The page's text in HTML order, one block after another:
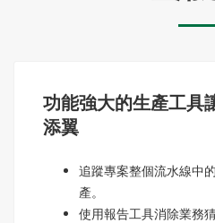
功能強大的生產工具
添翼
追蹤專案整個流水線中
產。
使用報告工具消除業務猜